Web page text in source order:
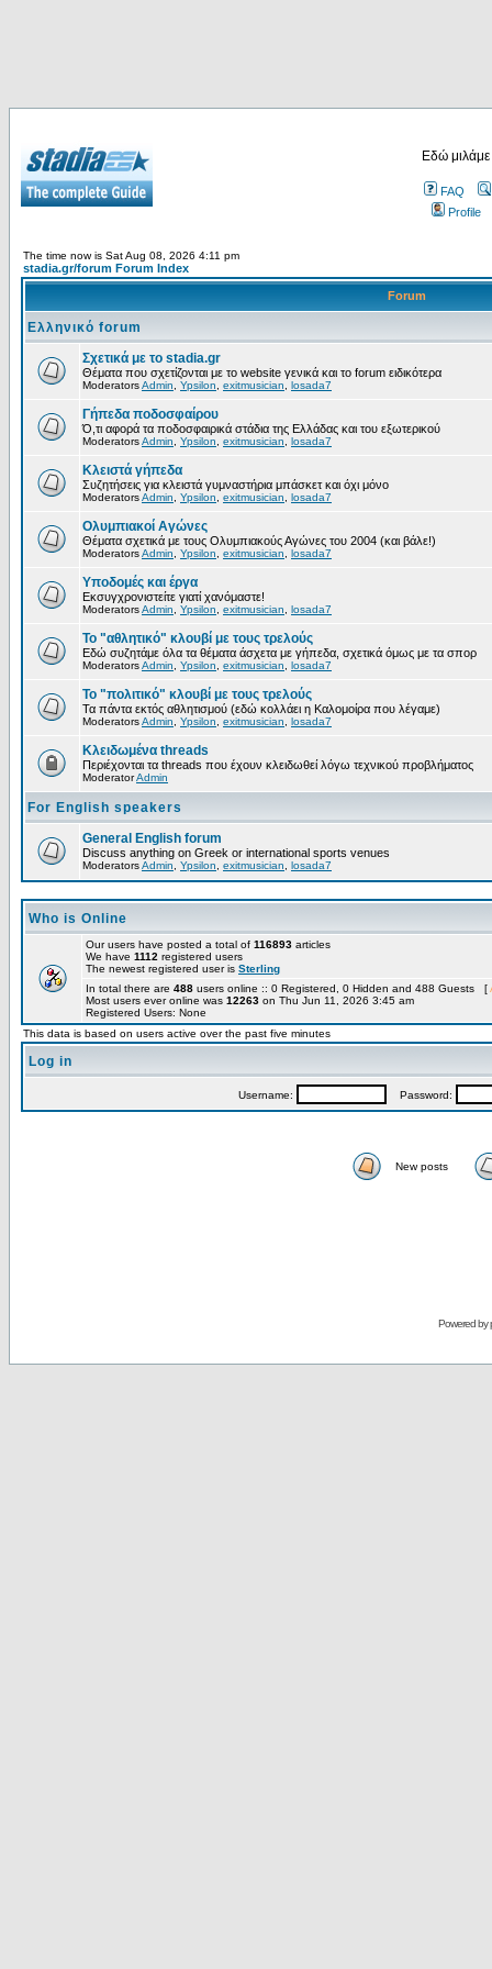
Εδώ
FAQ
Profile
The time now is Sat Aug 08, 2026 4:11 pm
stadia.gr/forum Forum Index
Forum
Ελληνικό forum
Σχετικά με το stadia.gr
Θέματα που σχετίζονται με το website γενικά και το forum ειδικότερα
ModeratorsAdmin Ypsilon exitmusician losada7
Γήπεδα ποδοσφαίρου
Ό,τι αφορά τα ποδοσφαιρικά στάδια της Ελλάδας και του εξωτερικού
ModeratorsAdmin Ypsilon exitmusician losada7
Κλειστά γήπεδα
Συζητήσεις για κλειστά γυμναστήρια μπάσκετ και όχι μόνο
ModeratorsAdmin Ypsilon exitmusician losada7
Ολυμπιακοί Αγώνες
Θέματα σχετικά με τους Ολυμπιακούς Αγώνες του 2004 (και βάλε!)
ModeratorsAdmin Ypsilon exitmusician losada7
Υποδομές και έργα
Εκσυγχρονιστείτε γιατί χανόμαστε!
ModeratorsAdmin Ypsilon exitmusician losada7
Το "αθλητικό" κλουβί με τους τρελούς
Εδώ συζητάμε όλα τα θέματα άσχετα με γήπεδα, σχετικά όμως με τα σπορ
ModeratorsAdmin Ypsilon exitmusician losada7
Το "πολιτικό" κλουβί με τους τρελούς
Τα πάντα εκτός αθλητισμού (εδώ κολλάει η Καλομοίρα που λέγαμε)
ModeratorsAdmin Ypsilon exitmusician losada7
Κλειδωμένα threads
Περιέχονται τα threads που έχουν κλειδωθεί λόγω τεχνικού προβλήματος
ModeratorAdmin
For English speakers
General English forum
Discuss anything on Greek or international sports venues
ModeratorsAdmin Ypsilon exitmusician losada7
Who is Online
Our users have posted a total of 116893 articles
We have 1112 registered users
The newest registered user is Sterling
In total there are 488 users online :: 0 Registered, 0 Hidden and 488 Guests [
Most users ever online was 12263 on Thu Jun 11, 2026 3:45 am
Registered Users: None
This data is based on users active over the past five minutes
Log in
Username: Password:
New posts
Powered by